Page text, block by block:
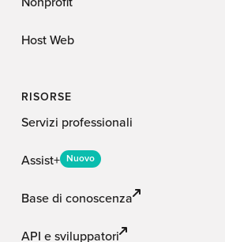
Host Web
RISORSE
Servizi professionali
Assist+ Nuovo
Base di conoscenza
API e sviluppatori